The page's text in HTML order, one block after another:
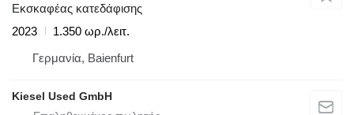
Εκσκαφέας κατεδάφισης
2023
1.350 ωρ./λειτ.
Γερμανία, Baienfurt
Kiesel Used GmbH